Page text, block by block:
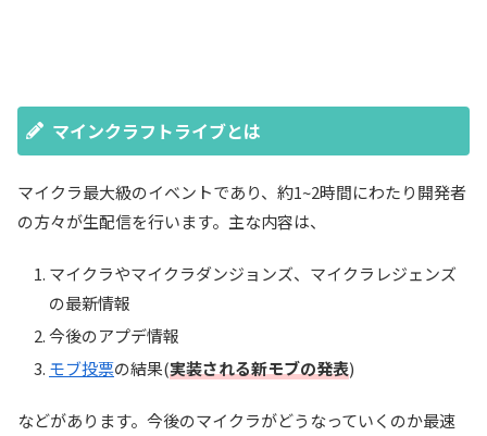
マインクラフトライブとは
マイクラ最大級のイベントであり、約1~2時間にわたり開発者
の方々が生配信を行います。主な内容は、
マイクラやマイクラダンジョンズ、マイクラレジェンズ
の最新情報
今後のアプデ情報
モブ投票の結果(実装される新モブの発表)
などがあります。今後のマイクラがどうなっていくのか最速